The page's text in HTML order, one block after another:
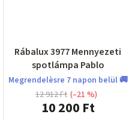
Rábalux 3977 Mennyezeti
spotlámpa Pablo
Megrendelèsre 7 napon belül 🚚
10 200 Ft
12 912 Ft (–21 %)